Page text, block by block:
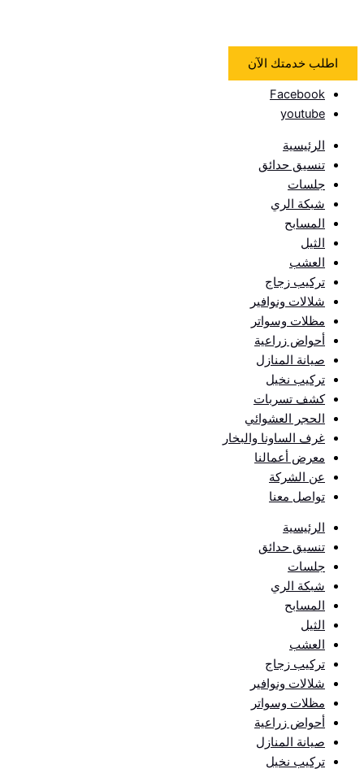
اطلب خدمتك الآن
Facebook
youtube
الرئيسية
تنسيق حدائق
جلسات
شبكة الري
المسابح
الثيل
العشب
تركيب زجاج
شلالات ونوافير
مظلات وسواتر
أحواض زراعية
صيانة المنازل
تركيب نخيل
كشف تسربات
الحجر العشوائي
غرف الساونا والبخار
معرض أعمالنا
عن الشركة
تواصل معنا
الرئيسية
تنسيق حدائق
جلسات
شبكة الري
المسابح
الثيل
العشب
تركيب زجاج
شلالات ونوافير
مظلات وسواتر
أحواض زراعية
صيانة المنازل
تركيب نخيل